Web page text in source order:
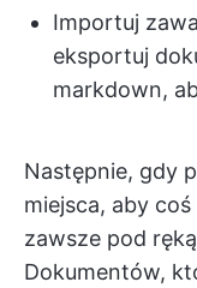
Importuj
eksportuj
markdown,
Następnie, gdy
miejsca, aby coś
zawsze pod
Dokumentów,